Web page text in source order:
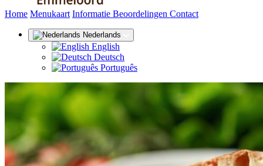
Home Menukaart Informatie Beoordelingen (huidige)
Contact
Nederlands
English
Deutsch
Português